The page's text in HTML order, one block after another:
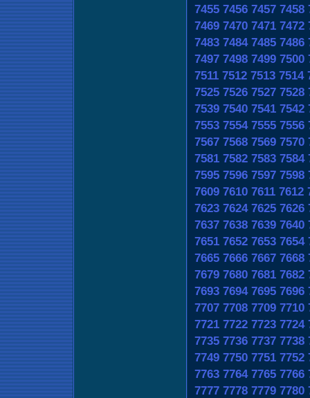
7455 7456 7457 7458
7469 7470 7471 7472
7483 7484 7485 7486
7497 7498 7499 7500
7511 7512 7513 7514
7525 7526 7527 7528
7539 7540 7541 7542
7553 7554 7555 7556
7567 7568 7569 7570
7581 7582 7583 7584
7595 7596 7597 7598
7609 7610 7611 7612
7623 7624 7625 7626
7637 7638 7639 7640
7651 7652 7653 7654
7665 7666 7667 7668
7679 7680 7681 7682
7693 7694 7695 7696
7707 7708 7709 7710
7721 7722 7723 7724
7735 7736 7737 7738
7749 7750 7751 7752
7763 7764 7765 7766
7777 7778 7779 7780